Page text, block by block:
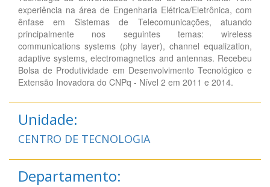
experiência na área de Engenharia Elétrica/Eletrônica, com
ênfase em Sistemas de Telecomunicações, atuando
principalmente nos seguintes temas: wireless
communications systems (phy layer), channel equalization,
adaptive systems, electromagnetics and antennas. Recebeu
Bolsa de Produtividade em Desenvolvimento Tecnológico e
Extensão Inovadora do CNPq - Nível 2 em 2011 e 2014.
Unidade:
CENTRO DE TECNOLOGIA
Departamento: